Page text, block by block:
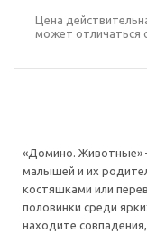
Цена
может отличаться
«Домино. Животные»
малышей и их
костяшками или
половинки среди
находите